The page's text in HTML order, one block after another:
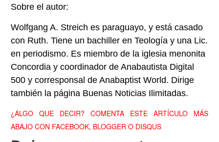
Sobre el autor:
Wolfgang A. Streich es paraguayo, y está casado
con Ruth. Tiene un bachiller en Teología y una Lic.
en periodismo. Es miembro de la iglesia menonita
Concordia y coordinador de Anabautista Digital
500 y corresponsal de Anabaptist World. Dirige
también la página Buenas Noticias Ilimitadas.
¿ALGO QUE DECIR? COMENTA ESTE ARTÍCULO MÁS
ABAJO CON FACEBOOK, BLOGGER O DISQUS